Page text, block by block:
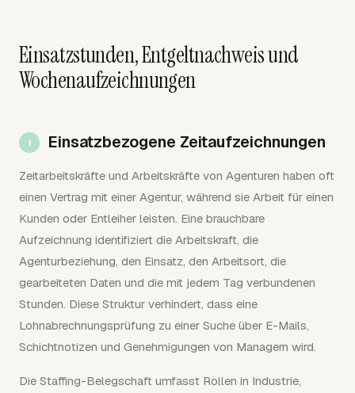
Einsatzstunden, Entgeltnachweis und
Wochenaufzeichnungen
Einsatzbezogene Zeitaufzeichnungen
Zeitarbeitskräfte und Arbeitskräfte von Agenturen haben oft
einen Vertrag mit einer Agentur, während sie Arbeit für einen
Kunden oder Entleiher leisten. Eine brauchbare
Aufzeichnung identifiziert die Arbeitskraft, die
Agenturbeziehung, den Einsatz, den Arbeitsort, die
gearbeiteten Daten und die mit jedem Tag verbundenen
Stunden. Diese Struktur verhindert, dass eine
Lohnabrechnungsprüfung zu einer Suche über E-Mails,
Schichtnotizen und Genehmigungen von Managern wird.
Die Staffing-Belegschaft umfasst Rollen in Industrie,